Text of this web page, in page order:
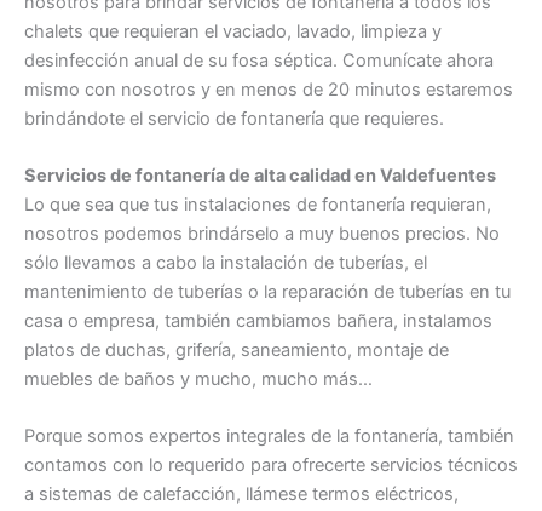
chalets que requieran el vaciado, lavado, limpieza y
desinfección anual de su fosa séptica. Comunícate ahora
mismo con nosotros y en menos de 20 minutos estaremos
brindándote el servicio de fontanería que requieres.
Servicios de fontanería de alta calidad en Valdefuentes
Lo que sea que tus instalaciones de fontanería requieran,
nosotros podemos brindárselo a muy buenos precios. No
sólo llevamos a cabo la instalación de tuberías, el
mantenimiento de tuberías o la reparación de tuberías en tu
casa o empresa, también cambiamos bañera, instalamos
platos de duchas, grifería, saneamiento, montaje de
muebles de baños y mucho, mucho más…
Porque somos expertos integrales de la fontanería, también
contamos con lo requerido para ofrecerte servicios técnicos
a sistemas de calefacción, llámese termos eléctricos,